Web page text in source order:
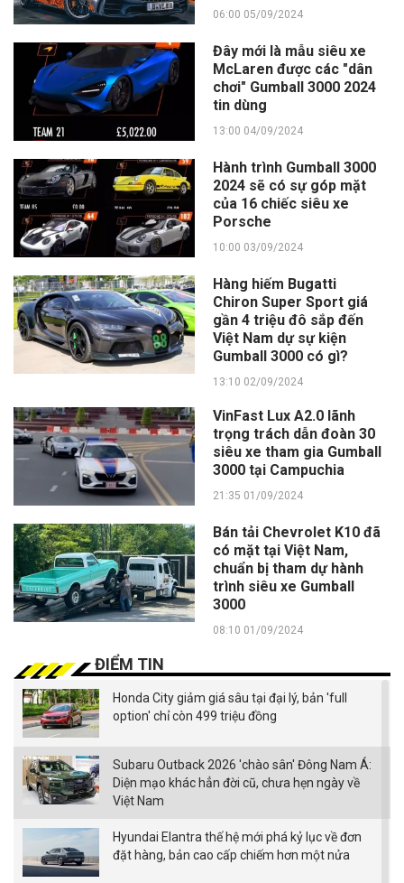
06:00 05/09/2024
Đây mới là mẫu siêu xe
McLaren được các "dân
chơi" Gumball 3000 2024
tin dùng
13:00 04/09/2024
Hành trình Gumball 3000
2024 sẽ có sự góp mặt
của 16 chiếc siêu xe
Porsche
10:00 03/09/2024
Hàng hiếm Bugatti
Chiron Super Sport giá
gần 4 triệu đô sắp đến
Việt Nam dự sự kiện
Gumball 3000 có gì?
13:10 02/09/2024
VinFast Lux A2.0 lãnh
trọng trách dẫn đoàn 30
siêu xe tham gia Gumball
3000 tại Campuchia
21:35 01/09/2024
Bán tải Chevrolet K10 đã
có mặt tại Việt Nam,
chuẩn bị tham dự hành
trình siêu xe Gumball
3000
08:10 01/09/2024
ĐIỂM TIN
Honda City giảm giá sâu tại đại lý, bản 'full
option' chỉ còn 499 triệu đồng
Subaru Outback 2026 'chào sân' Đông Nam Á:
Diện mạo khác hẳn đời cũ, chưa hẹn ngày về
Việt Nam
Hyundai Elantra thế hệ mới phá kỷ lục về đơn
đặt hàng, bản cao cấp chiếm hơn một nửa